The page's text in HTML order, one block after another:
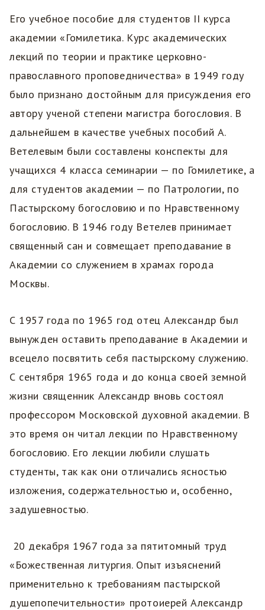
Его учебное пособие для студентов II курса
академии «Гомилетика. Курс академических
лекций по теории и практике церковно-
православного проповедничества» в 1949 году
было признано достойным для присуждения его
автору ученой степени магистра богословия. В
дальнейшем в качестве учебных пособий А.
Ветелевым были составлены конспекты для
учащихся 4 класса семинарии — по Гомилетике, а
для студентов академии — по Патрологии, по
Пастырскому богословию и по Нравственному
богословию. В 1946 году Ветелев принимает
священный сан и совмещает преподавание в
Академии со служением в храмах города
Москвы.
С 1957 года по 1965 год отец Александр был
вынужден оставить преподавание в Академии и
всецело посвятить себя пастырскому служению.
С сентября 1965 года и до конца своей земной
жизни священник Александр вновь состоял
профессором Московской духовной академии. В
это время он читал лекции по Нравственному
богословию. Его лекции любили слушать
студенты, так как они отличались ясностью
изложения, содержательностью и, особенно,
задушевностью.
20 декабря 1967 года за пятитомный труд
«Божественная литургия. Опыт изъяснений
применительно к требованиям пастырской
душепопечительности» протоиерей Александр